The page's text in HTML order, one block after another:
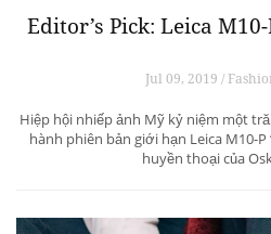
Editor’s Pick: Leica
Jul 09, 2019 /
Hiệp hội nhiếp ảnh Mỹ kỷ niệm một
hành phiên bản giới hạn Leica M10-P
huyền thoại của